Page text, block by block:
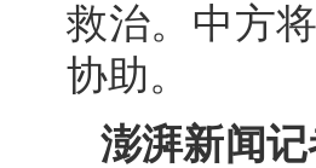
救治。中方
协助。
澎湃新闻